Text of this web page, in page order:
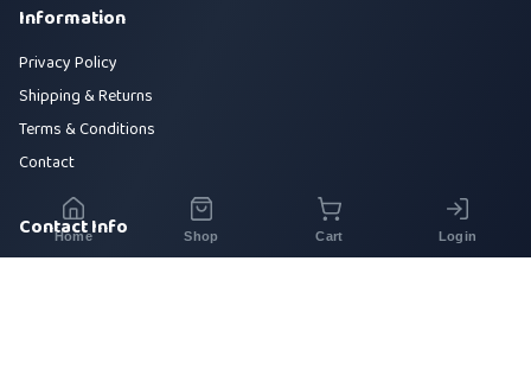
Information
Privacy Policy
Shipping & Returns
Terms & Conditions
Contact
Contact Info
Home Shop Cart Login